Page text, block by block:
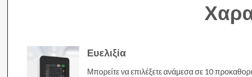
Ευελιξία
Μπορείτε να επιλέξετε ανάμεσα σε 10